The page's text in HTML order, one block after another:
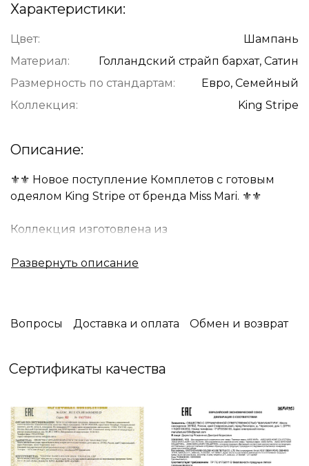
Характеристики:
Цвет:
Шампань
Материал:
Голландский страйп бархат, Сатин
Размерность по стандартам:
Евро, Семейный
Коллекция:
King Stripe
Описание:
⚜️⚜️ Новое поступление Комплетов с готовым
одеялом King Stripe от бренда Miss Mari. ⚜️⚜️
Коллекция изготовлена из
бархата в сочетании с сатином .
накапливает статическое электричество и не
классическом стиле, с использованием
современных технологий.
минимальных оборотах.
Вопросы Доставка и оплата Обмен и возврат
Сертификаты качества